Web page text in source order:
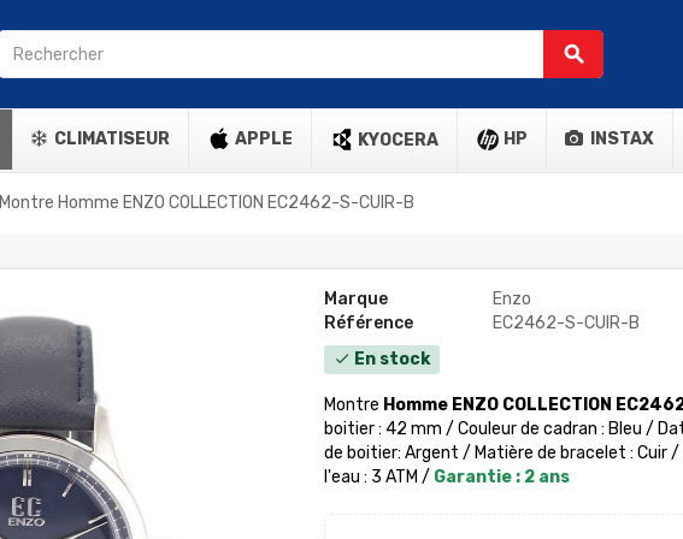
search
CLIMATISEUR APPLE KYOCERA HP INSTAX
Montre Homme ENZO COLLECTION EC2462-S-CUIR-B
Marque
Enzo
Référence
EC2462-S-CUIR-B
check En stock
Montre Homme ENZO COLLECTION
boitier : 42 mm / Couleur de cadran : Bleu /
de boitier: Argent / Matière de bracelet : Cuir /
l'eau : 3 ATM / Garantie : 2 ans